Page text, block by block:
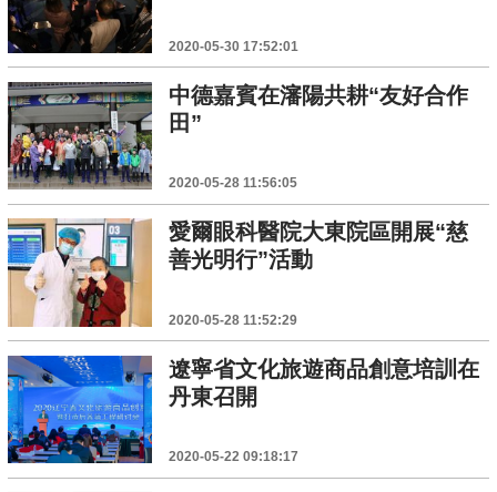
2020-05-30 17:52:01
中德嘉賓在瀋陽共耕“友好合作
田”
2020-05-28 11:56:05
愛爾眼科醫院大東院區開展“慈
善光明行”活動
2020-05-28 11:52:29
遼寧省文化旅遊商品創意培訓在
丹東召開
2020-05-22 09:18:17